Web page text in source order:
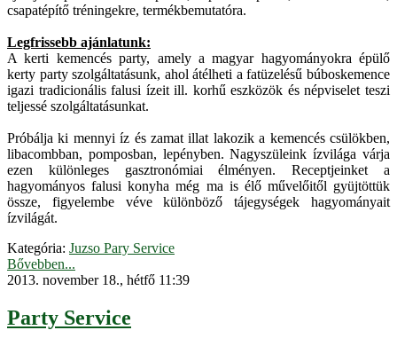
csapatépítő tréningekre, termékbemutatóra.
Legfrissebb ajánlatunk:
A kerti kemencés party, amely a magyar hagyományokra épülő
kerty party szolgáltatásunk, ahol átélheti a fatüzelésű búboskemence
igazi tradicionális falusi ízeit ill. korhű eszközök és népviselet teszi
teljessé szolgáltatásunkat.
Próbálja ki mennyi íz és zamat illat lakozik a kemencés csülökben,
libacombban, pomposban, lepényben. Nagyszüleink ízvilága várja
ezen különleges gasztronómiai élményen. Receptjeinket a
hagyományos falusi konyha még ma is élő művelőitől gyüjtöttük
össze, figyelembe véve különböző tájegységek hagyományait
ízvilágát.
Kategória: Juzso Pary Service
Bővebben...
2013. november 18., hétfő 11:39
Party Service